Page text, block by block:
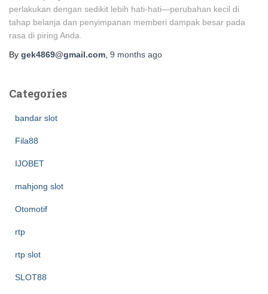
perlakukan dengan sedikit lebih hati-hati—perubahan kecil di
tahap belanja dan penyimpanan memberi dampak besar pada
rasa di piring Anda.
By gek4869@gmail.com 9 months ago
Categories
bandar slot
Fila88
IJOBET
mahjong slot
Otomotif
rtp
rtp slot
SLOT88